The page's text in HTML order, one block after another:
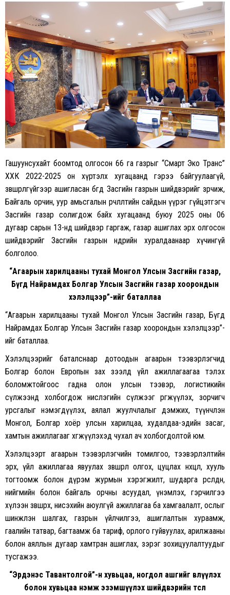
Гашуунсухайт боомтод олгосон 66 га газрыг “Смарт Эко Транс”
ХХК 2022-2025 он хүртэлх хугацаанд гэрээ байгуулаагүй,
зөвшөөрөлгүйгээр ашигласан бөгөөд Засгийн газрын шийдвэрийг зөрчиж,
Байгаль орчин, уур амьсгалын өөрчлөлтийн сайдын үүрэг гүйцэтгэгч
Засгийн газар солигдож байх хугацаанд буюу 2025 оны 06
дугаар сарын 13-нд шийдвэр гаргаж, газар ашиглах эрх олгосон
шийдвэрийг Засгийн газрын өнөөдрийн хуралдаанаар хүчингүй
болголоо.
“Агаарын харилцааны тухай Монгол Улсын Засгийн газар,
Бүгд Найрамдах Болгар Улсын Засгийн газар хоорондын
хэлэлцээр”-ийг баталлаа
“Агаарын харилцааны тухай Монгол Улсын Засгийн газар, Бүгд
Найрамдах Болгар Улсын Засгийн газар хоорондын хэлэлцээр”-
ийг баталлаа.
Хэлэлцээрийг баталснаар дотоодын агаарын тээвэрлэгчид
Болгар болон Европын зах зээлд үйл ажиллагаагаа тэлэх
боломжтойгоос гадна олон улсын тээвэр, логистикийн
сүлжээнд холбогдож нислэгийн сүлжээг өргөжүүлэх, зорчигч
урсгалыг нэмэгдүүлэх, аялал жуулчлалыг дэмжих, түүнчлэн
Монгол, Болгар хоёр улсын харилцаа, худалдаа-эдийн засаг,
хамтын ажиллагааг хөгжүүлэхэд чухал ач холбогдолтой юм.
Хэлэлцээрт агаарын тээвэрлэгчийн томилгоо, тээвэрлэлтийн
эрх, үйл ажиллагаа явуулах зөвшөөрөл олгох, цуцлах нөхцөл, хууль
тогтоомж болон дүрэм журмын хэрэгжилт, шударга өрсөлдөөн,
нийгмийн болон байгаль орчны асуудал, үнэмлэх, гэрчилгээ
хүлээн зөвшөөрөх, нисэхийн аюулгүй ажиллагаа ба хамгаалалт, ослыг
шинжлэн шалгах, газрын үйлчилгээ, ашиглалтын хураамж,
гаалийн татвар, багтаамж ба тариф, орлого гуйвуулах, арилжааны
болон аяллын дугаар хамтран ашиглах, зэрэг зохицуулалтуудыг
тусгажээ.
“Эрдэнэс Тавантолгой”-н хувьцаа, ногдол ашгийг өвлүүлэх
болон хувьцаа нэмж эзэмшүүлэх шийдвэрийн төсөл